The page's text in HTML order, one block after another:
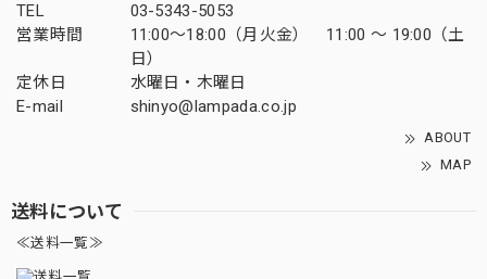
TEL
03-5343-5053
営業時間
11:00～18:00（月火金） 11:00 ～ 19:00（土
日）
定休日
水曜日・木曜日
E-mail
shinyo@lampada.co.jp
ABOUT
MAP
送料について
≪送料一覧≫